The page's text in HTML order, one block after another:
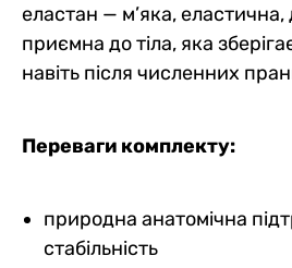
еластан — м’яка,
приємна до тіла, яка
навіть після численних
Переваги комплекту:
природна анатомічна
стабільність